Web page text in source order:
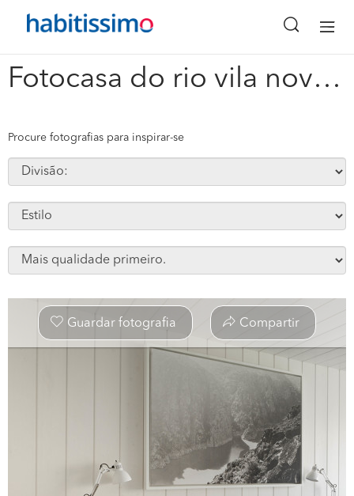
Fotocasa do rio vila nova de foz coa #32102
x
Procure fotografias para inspirar-se
Guardar fotografia Compartir